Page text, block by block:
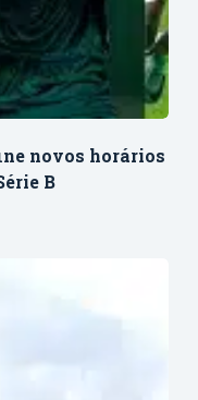
novos horários
B